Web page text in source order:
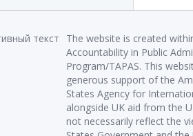
The website is created
Accountability in Public
Program/TAPAS. This
generous support of the
States Agency for
alongside UK aid from the
not necessarily reflect the